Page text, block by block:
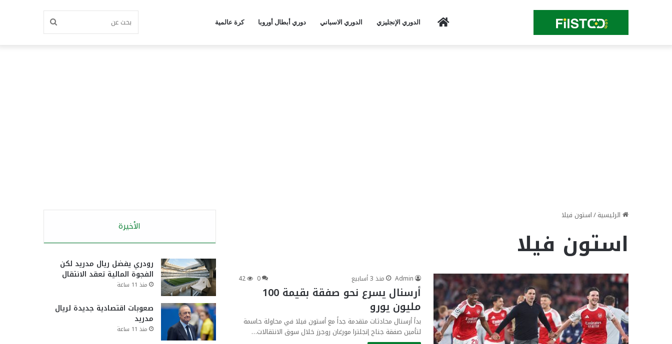
Home الدوري الإنجليزي الدوري الاسباني دوري أبطال أوروبا كرة عالمية بحث
الرئيسية/استون فيلا
استون فيلا
Admin منذ 3 أسابيع 0
42
أرسنال يسرع نحو صفقة بقيمة 100
مليون يورو
بدأ أرسنال محادثات متقدمة جداً مع أستون فيلا في محاولة حاسمة
لتأمين صفقة جناح إنجلترا مورغان روجرز خلال سوق الانتقالات…
الأخيرة
رودري يفضل ريال مدريد لكن
الفجوة المالية تعقد الانتقال
منذ 11 ساعة
صعوبات اقتصادية جديدة لريال
مدريد
منذ 11 ساعة